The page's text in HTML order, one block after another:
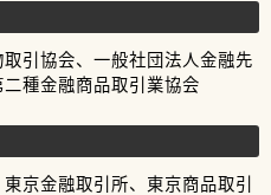
引協会、一般社団法人金融先
種金融商品取引業協会
京金融取引所、東京商品取引